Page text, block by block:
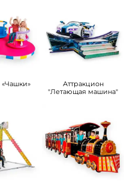
«Чашки»
Аттракцион
"Летающая машина"